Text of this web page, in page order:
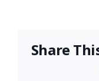
Share